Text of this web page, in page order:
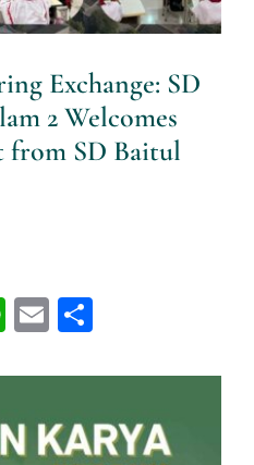
Exchange: SD
2 Welcomes
from SD Baitul
WhatsApp
Email